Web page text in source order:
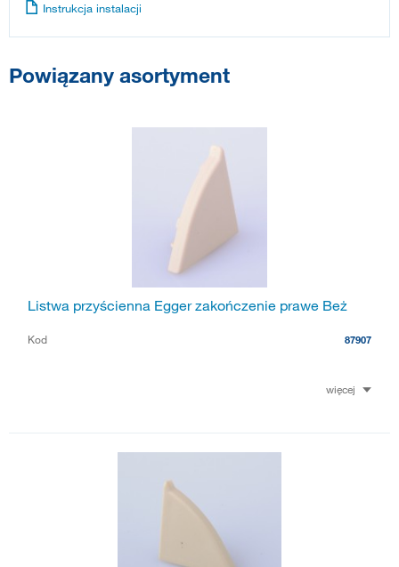
Instrukcja instalacji
Powiązany asortyment
Listwa przyścienna Egger zakończenie prawe Beż
Kod 87907
więcej